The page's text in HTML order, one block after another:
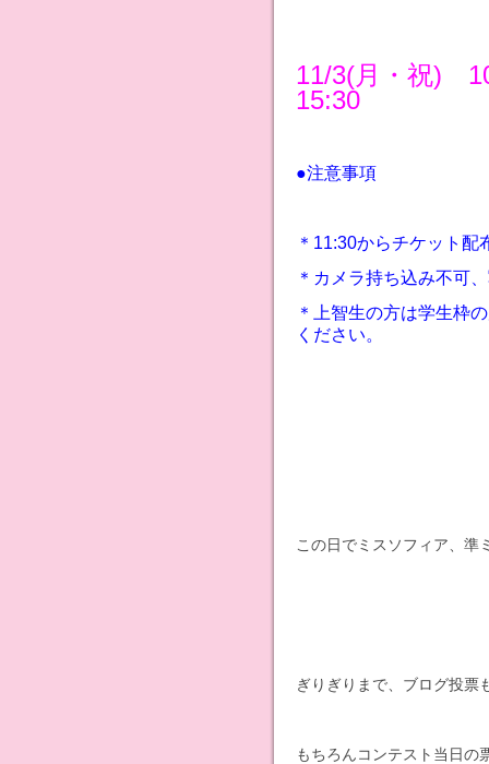
11/3(月・祝)
15:30
●注意事項
＊11:30からチケット配
＊カメラ持ち込み不可
＊上智生の方は学生枠
ください。
この日でミスソフィア、準
ぎりぎりまで、ブログ投票
もちろんコンテスト当日の